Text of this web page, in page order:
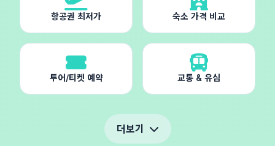
항공권 최저가 숙소 가격 비교
투어/티켓 예약 교통 & 유심
더보기